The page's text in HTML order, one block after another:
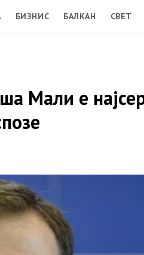
БИЗНИС БАЛКАН СВЕТ
Мали е